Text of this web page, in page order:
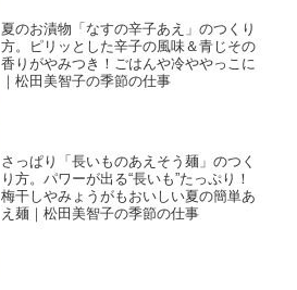
夏のお漬物「なすの辛子あえ」のつくり
方。ピリッとした辛子の風味＆青じその
香りがやみつき！ごはんや冷ややっこに
｜松田美智子の季節の仕事
さっぱり「長いものあえそう麺」のつく
り方。パワーが出る“長いも”たっぷり！
梅干しやみょうがもおいしい夏の簡単あ
え麺｜松田美智子の季節の仕事